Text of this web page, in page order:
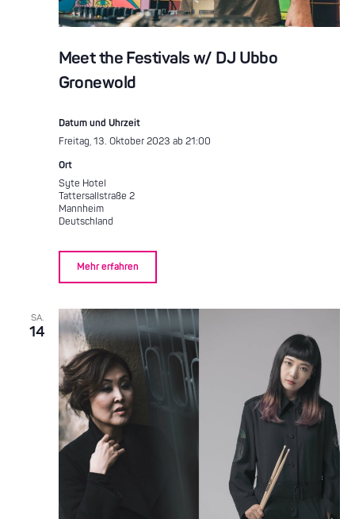
Meet the Festivals w/ DJ Ubbo
Gronewold
Datum und Uhrzeit
Freitag, 13. Oktober 2023 ab 21:00
Ort
Syte Hotel
Tattersallstraße 2
Mannheim
Deutschland
Mehr erfahren
SA.
14